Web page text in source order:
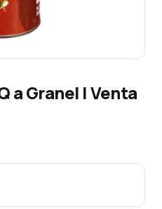
a Granel | Venta